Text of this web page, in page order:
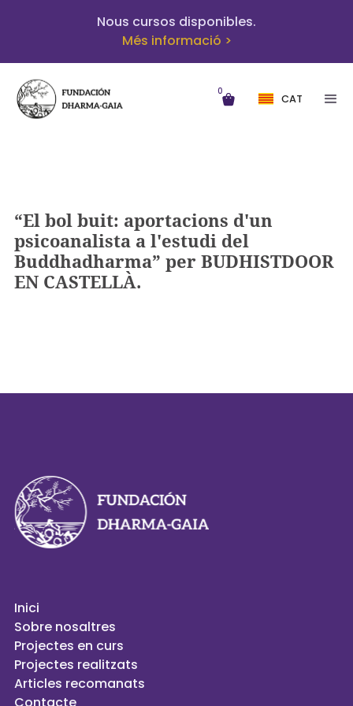
Nous cursos disponibles.
Més informació >
0
CAT
“El bol buit: aportacions d'un
psicoanalista a l'estudi del
Buddhadharma” per BUDHISTDOOR
EN CASTELLÀ.
Inici
Sobre nosaltres
Projectes en curs
Projectes realitzats
Articles recomanats
Contacte